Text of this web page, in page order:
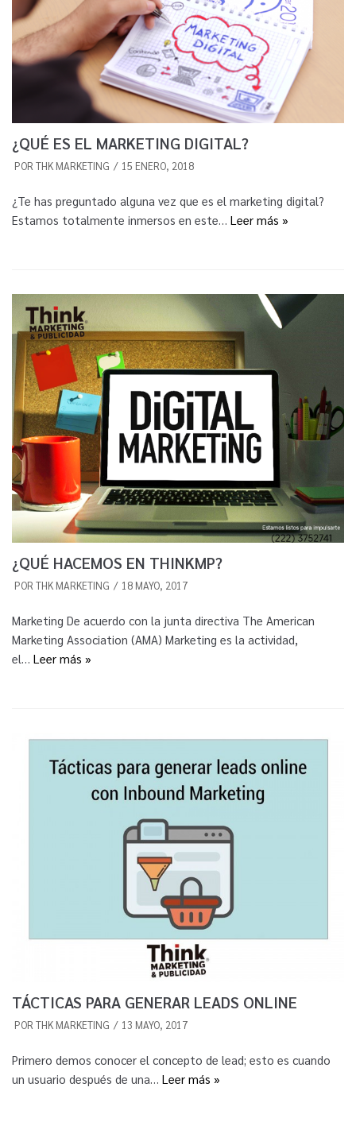
¿QUÉ ES EL MARKETING DIGITAL?
POR THK MARKETING 15 ENERO, 2018
¿Te has preguntado alguna vez que es el marketing digital?
Estamos totalmente inmersos en este… Leer más »
¿QUÉ HACEMOS EN THINKMP?
POR THK MARKETING 18 MAYO, 2017
Marketing De acuerdo con la junta directiva The American
Marketing Association (AMA) Marketing es la actividad,
el… Leer más »
TÁCTICAS PARA GENERAR LEADS ONLINE
POR THK MARKETING 13 MAYO, 2017
Primero demos conocer el concepto de lead; esto es cuando
un usuario después de una… Leer más »